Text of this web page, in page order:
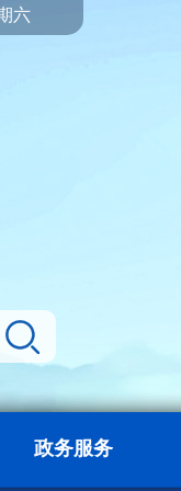
六
政务服务